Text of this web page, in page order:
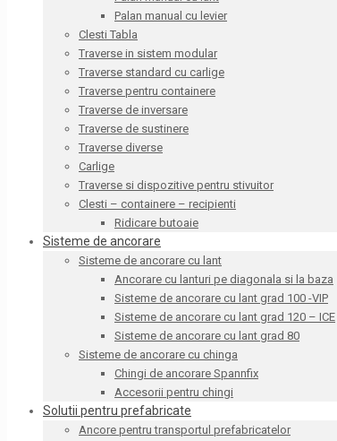
Palan manual cu levier
Clesti Tabla
Traverse in sistem modular
Traverse standard cu carlige
Traverse pentru containere
Traverse de inversare
Traverse de sustinere
Traverse diverse
Carlige
Traverse si dispozitive pentru stivuitor
Clesti – containere – recipienti
Ridicare butoaie
Sisteme de ancorare
Sisteme de ancorare cu lant
Ancorare cu lanturi pe diagonala si la baza
Sisteme de ancorare cu lant grad 100 -VIP
Sisteme de ancorare cu lant grad 120 – ICE
Sisteme de ancorare cu lant grad 80
Sisteme de ancorare cu chinga
Chingi de ancorare Spannfix
Accesorii pentru chingi
Solutii pentru prefabricate
Ancore pentru transportul prefabricatelor